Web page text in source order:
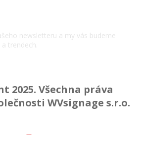
newsletteru a my vás budeme
trendech.
2025. Všechna práva
WVsignage s.r.o.